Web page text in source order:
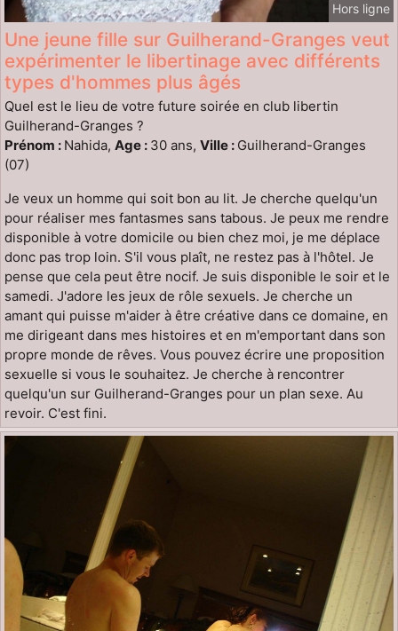
Hors ligne
Une jeune fille sur Guilherand-Granges veut
expérimenter le libertinage avec différents
types d'hommes plus âgés
Quel est le lieu de votre future soirée en club libertin
Guilherand-Granges ?
Prénom : Nahida, Age : 30 ans, Ville : Guilherand-Granges
(07)
Je veux un homme qui soit bon au lit. Je cherche quelqu'un
pour réaliser mes fantasmes sans tabous. Je peux me rendre
disponible à votre domicile ou bien chez moi, je me déplace
donc pas trop loin. S'il vous plaît, ne restez pas à l'hôtel. Je
pense que cela peut être nocif. Je suis disponible le soir et le
samedi. J'adore les jeux de rôle sexuels. Je cherche un
amant qui puisse m'aider à être créative dans ce domaine, en
me dirigeant dans mes histoires et en m'emportant dans son
propre monde de rêves. Vous pouvez écrire une proposition
sexuelle si vous le souhaitez. Je cherche à rencontrer
quelqu'un sur Guilherand-Granges pour un plan sexe. Au
revoir. C'est fini.